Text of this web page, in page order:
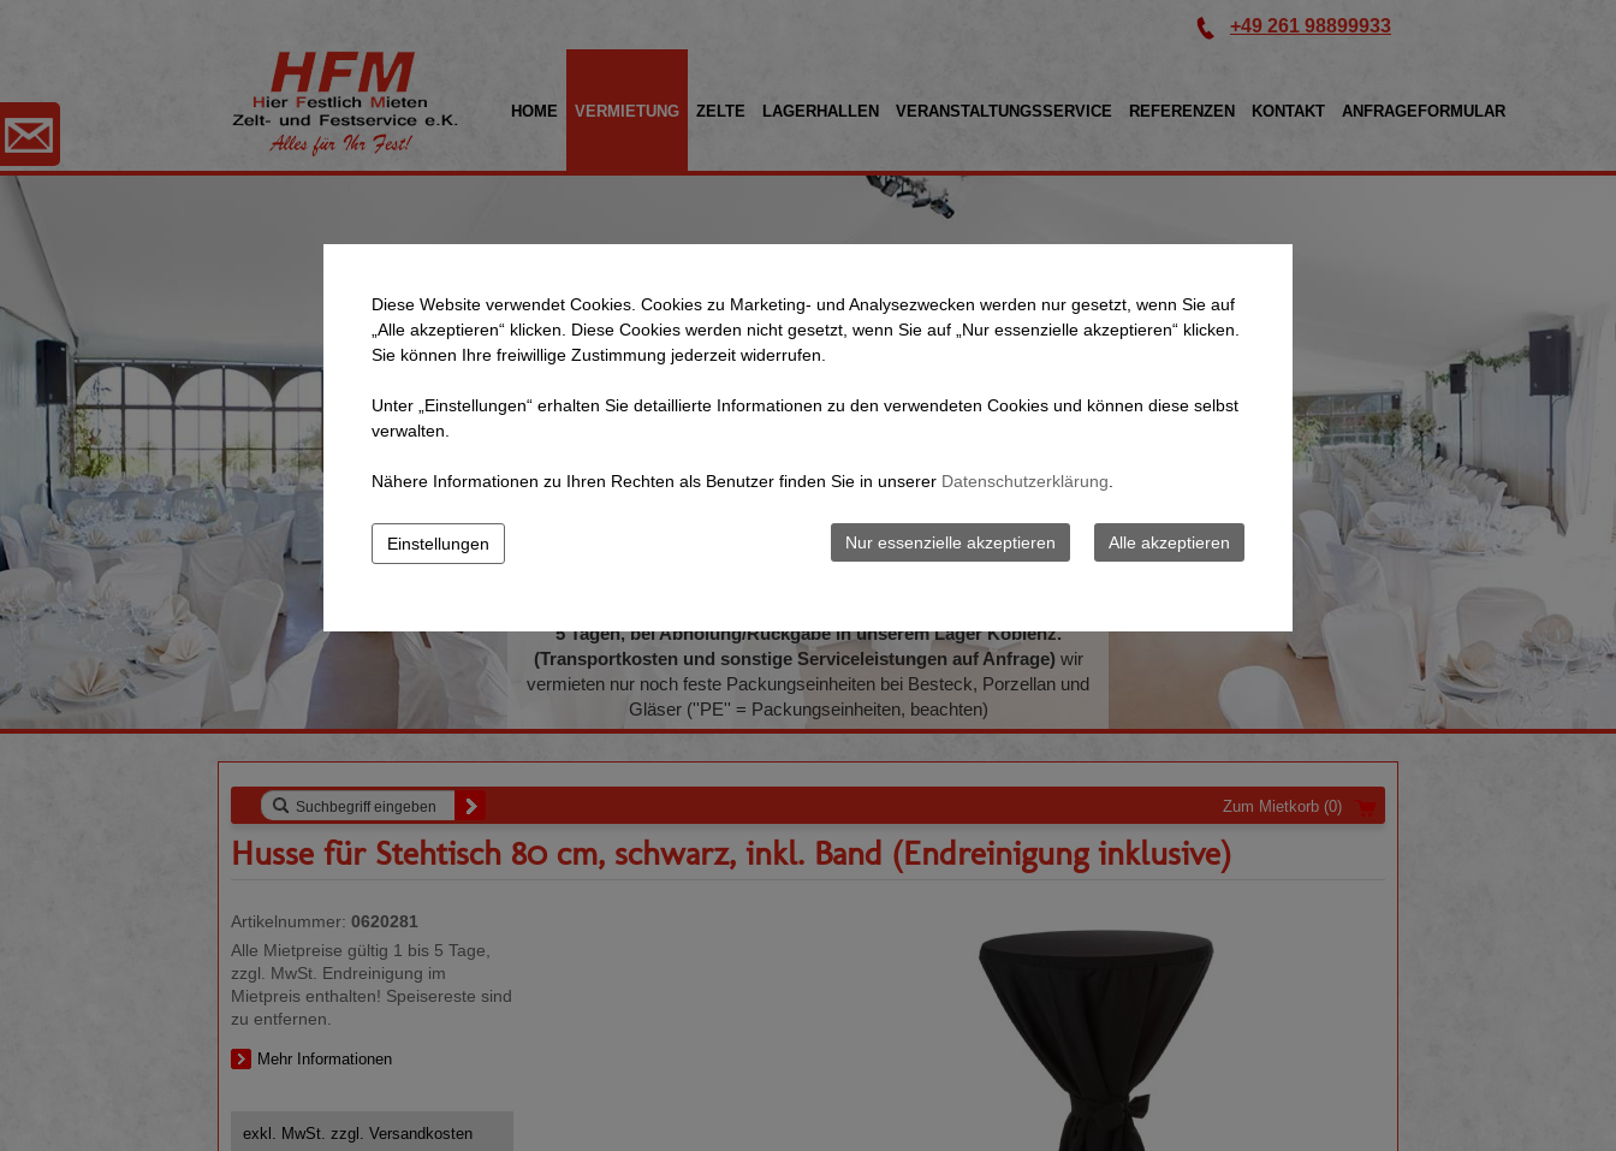
+49 261 98899933
HOME VERMIETUNG ZELTE LAGERHALLEN VERANSTALTUNGSSERVICE REFERENZEN KONTAKT ANFRAGEFORMULAR
Anfrage senden!
die Verfügbarkeit der gewünschten Mietartikel und Mengen prüfen
müssen. Sie erhalten nach dem Versenden Ihrer Anfrage ein
5 Tagen, bei Abholung/Rückgabe in unserem Lager Koblenz.
(Transportkosten und sonstige Serviceleistungen auf Anfrage) wir
vermieten nur noch feste Packungseinheiten bei Besteck, Porzellan und
Gläser (''PE'' = Packungseinheiten, beachten)
Zum Mietkorb (0)
Husse für Stehtisch 80 cm, schwarz, inkl. Band (Endreinigung inklusive)
Artikelnummer: 0620281
Alle Mietpreise gültig 1 bis 5 Tage,
zzgl. MwSt. Endreinigung im
Mietpreis enthalten! Speisereste sind
zu entfernen.
Mehr Informationen
exkl. MwSt. zzgl. Versandkosten
Diese Website verwendet Cookies. Cookies zu Marketing- und Analysezwecken werden nur gesetzt, wenn Sie auf
„Alle akzeptieren“ klicken. Diese Cookies werden nicht gesetzt, wenn Sie auf „Nur essenzielle akzeptieren“ klicken.
Sie können Ihre freiwillige Zustimmung jederzeit widerrufen.
Unter „Einstellungen“ erhalten Sie detaillierte Informationen zu den verwendeten Cookies und können diese selbst
verwalten.
Nähere Informationen zu Ihren Rechten als Benutzer finden Sie in unserer Datenschutzerklärung.
Alle akzeptieren
Nur essenzielle akzeptieren
Einstellungen